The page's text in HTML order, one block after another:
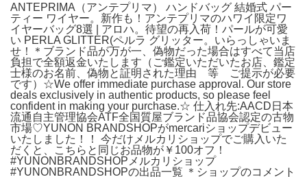
ANTEPRIMA（アンテプリマ） ハンドバッグ 結婚式 パー
ティー ワイヤー。新作も！アンテプリマのハワイ限定ワ
イヤーバッグ8選 | アロハ。待望の再入荷！パールが可愛
い PERLA GLITTER(ペルラ グリッター。いらっしゃいま
せ！＊ブランド品が万が一、偽物だった場合はすべて当店
負担で全額返金いたします（ご鑑定いただいたお店、鑑定
士様のお名前、偽物と証明された理由 等 ご提示が必要
です）☆We offer immediate purchase approval. Our store
deals exclusively in authentic products, so please feel
confident in making your purchase.☆ 仕入れ先:AACD日本
流通自主管理協会ATF全国質屋ブランド品協会認定の古物
市場♡YUNON BRANDSHOPがmercariショップデビュー
いたしました！！ 今だけメルカリショップでご購入いた
だくと、こちらと同じお品物が￥100オフ！
#YUNONBRANDSHOPメルカリショップ
#YUNONBRANDSHOPの出品一覧 ＊ショップのコメント